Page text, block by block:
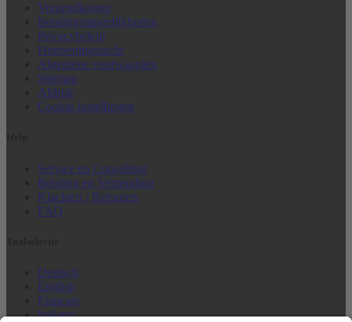
Verzendkosten
Betalingsmogelijkheden
Privacybeleid
Herroepingsrecht
Algemene voorwaarden
Sitemap
Afdruk
Cookie-instellingen
Service en Consulting
Betaling en Verzending
Klachten / Retouren
FAQ
Deutsch
English
Français
Italiano